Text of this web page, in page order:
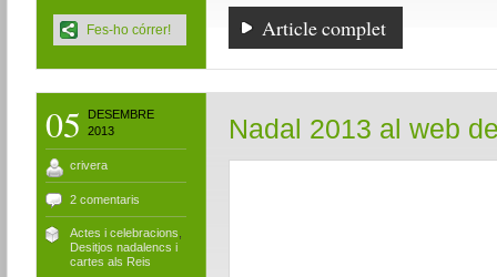
Article complet
Fes-ho córrer!
05
DESEMBRE
2013
crivera
2 comentaris
Actes i celebracions
Desitjos nadalencs i
cartes als Reis
Nadal 2013 al web